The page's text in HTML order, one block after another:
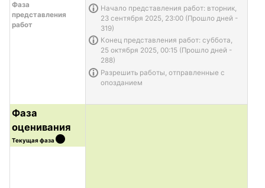
Фаза
представления
работ
Информация о задаче
Начало представления работ: вторник,
23 сентября 2025, 23:00 (Прошло дней -
319)
Информация о задаче
Конец представления работ: суббота,
25 октября 2025, 00:15 (Прошло дней -
288)
Информация о задаче
Разрешить работы, отправленные с
опозданием
Фаза
оценивания
Текущая фаза